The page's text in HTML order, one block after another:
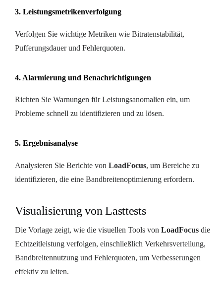
3. Leistungsmetrikenverfolgung
Verfolgen Sie wichtige Metriken wie Bitratenstabilität,
Pufferungsdauer und Fehlerquoten.
4. Alarmierung und Benachrichtigungen
Richten Sie Warnungen für Leistungsanomalien ein, um
Probleme schnell zu identifizieren und zu lösen.
5. Ergebnisanalyse
Analysieren Sie Berichte von LoadFocus, um Bereiche zu
identifizieren, die eine Bandbreitenoptimierung erfordern.
Visualisierung von Lasttests
Die Vorlage zeigt, wie die visuellen Tools von LoadFocus die
Echtzeitleistung verfolgen, einschließlich Verkehrsverteilung,
Bandbreitennutzung und Fehlerquoten, um Verbesserungen
effektiv zu leiten.